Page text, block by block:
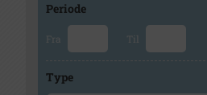
Periode
Fra Til
Type